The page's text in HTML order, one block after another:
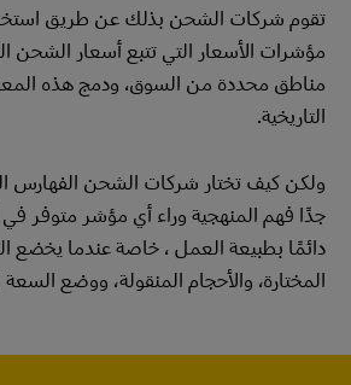
تقوم شركات الشحن بذلك عن طريق
مؤشرات الأسعار التي تتبع أسعار الشحن
مناطق محددة من السوق، ودمج هذه
التاريخية.
ولكن كيف تختار شركات الشحن الفهارس
جدًا فهم المنهجية وراء أي مؤشر متوفر
دائمًا بطبيعة العمل ، خاصة عندما يخضع
المختارة، والأحجام المنقولة، ووضع السعة